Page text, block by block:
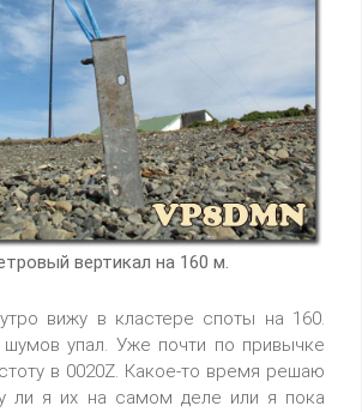
вертикал на 160 м.
вижу в кластере споты на 160.
шумов упал. Уже почти по привычке
в 0020Z. Какое-то время решаю
ли я их на самом деле или я пока